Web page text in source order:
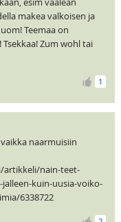
makea valkoisen ja
Teemaa on
Zum wohl tai
1
naarmuisiin
nain-teet-
kuin-uusia-voiko-
6338722